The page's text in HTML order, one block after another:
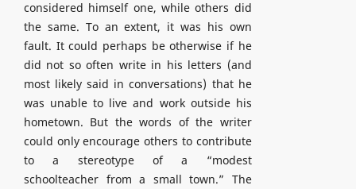
considered himself one, while others did
the same. To an extent, it was his own
fault. It could perhaps be otherwise if he
did not so often write in his letters (and
most likely said in conversations) that he
was unable to live and work outside his
hometown. But the words of the writer
could only encourage others to contribute
to a stereotype of a “modest
schoolteacher from a small town.” The